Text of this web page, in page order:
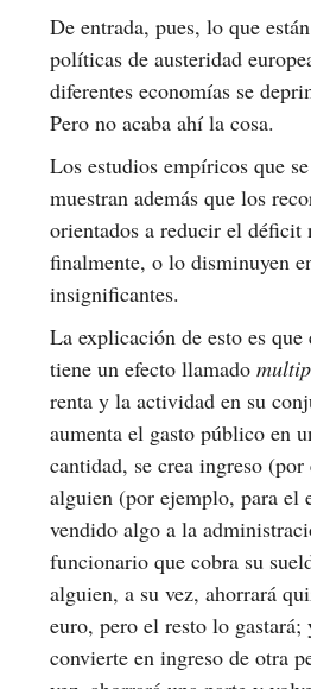
De entrada, pues, lo que
políticas de austeridad
diferentes economías se
Pero no acaba ahí la cosa.
Los estudios empíricos que
muestran además que los
orientados a reducir el déficit
finalmente, o lo disminuyen
insignificantes.
La explicación de esto es
tiene un efecto llamado
renta y la actividad en su
aumenta el gasto público en
cantidad, se crea ingreso (por
alguien (por ejemplo, para el
vendido algo a la
funcionario que cobra su
alguien, a su vez, ahorrará
euro, pero el resto lo gastará;
convierte en ingreso de otra